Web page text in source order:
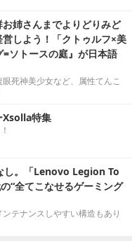
姉さんまでよりどりみど
しよう！「クトゥルフ×美
ソトースの庭』が日本語
死神美少女など、属性てんこ
Xsolla特集
し。「Lenovo Legion To
“全てこなせるゲーミング
テナンスしやすい構造もあり